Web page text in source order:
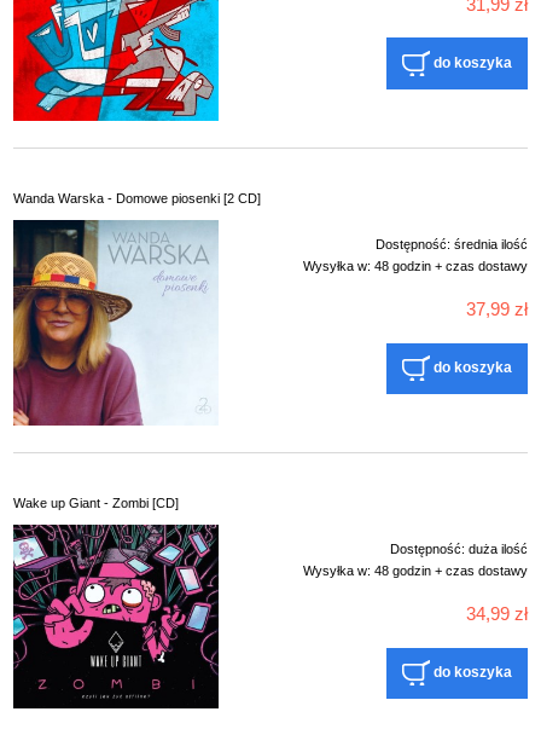
31,99 zł
do koszyka
Wanda Warska - Domowe piosenki [2 CD]
Dostępność: średnia ilość
Wysyłka w: 48 godzin + czas dostawy
37,99 zł
do koszyka
Wake up Giant - Zombi [CD]
Dostępność: duża ilość
Wysyłka w: 48 godzin + czas dostawy
34,99 zł
do koszyka